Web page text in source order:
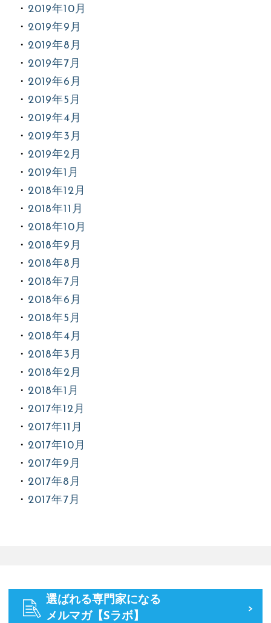
2019年10月
2019年9月
2019年8月
2019年7月
2019年6月
2019年5月
2019年4月
2019年3月
2019年2月
2019年1月
2018年12月
2018年11月
2018年10月
2018年9月
2018年8月
2018年7月
2018年6月
2018年5月
2018年4月
2018年3月
2018年2月
2018年1月
2017年12月
2017年11月
2017年10月
2017年9月
2017年8月
2017年7月
選ばれる専門家になる
メルマガ【Sラボ】